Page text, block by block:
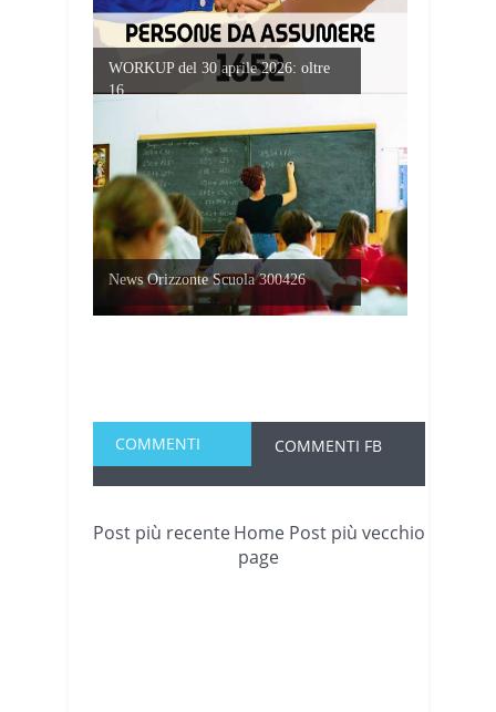
WORKUP del 30 aprile 2026: oltre
16...
News Orizzonte Scuola 300426
COMMENTI COMMENTI FB
Post più recente Post più vecchio
Home
page